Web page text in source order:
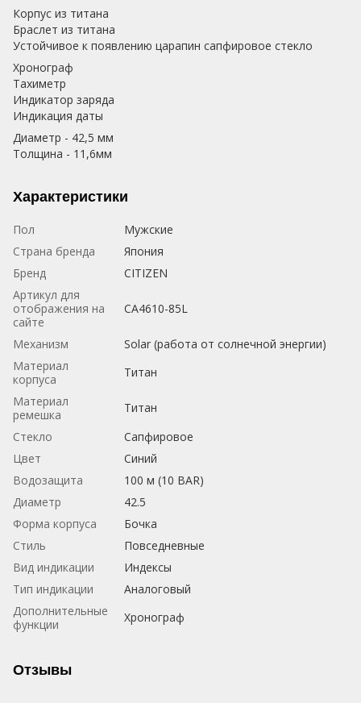
Корпус из титана
Браслет из титана
Устойчивое к появлению царапин сапфировое стекло
Хронограф
Тахиметр
Индикатор заряда
Индикация даты
Диаметр - 42,5 мм
Толщина - 11,6мм
Характеристики
Пол
Мужские
Страна бренда
Япония
Бренд
CITIZEN
Артикул для
отображения на
сайте
CA4610-85L
Механизм
Solar (работа от солнечной энергии)
Материал
корпуса
Титан
Материал
ремешка
Титан
Стекло
Сапфировое
Цвет
Синий
Водозащита
100 м (10 BAR)
Диаметр
42.5
Форма корпуса
Бочка
Стиль
Повседневные
Вид индикации
Индексы
Тип индикации
Аналоговый
Дополнительные
функции
Хронограф
Отзывы